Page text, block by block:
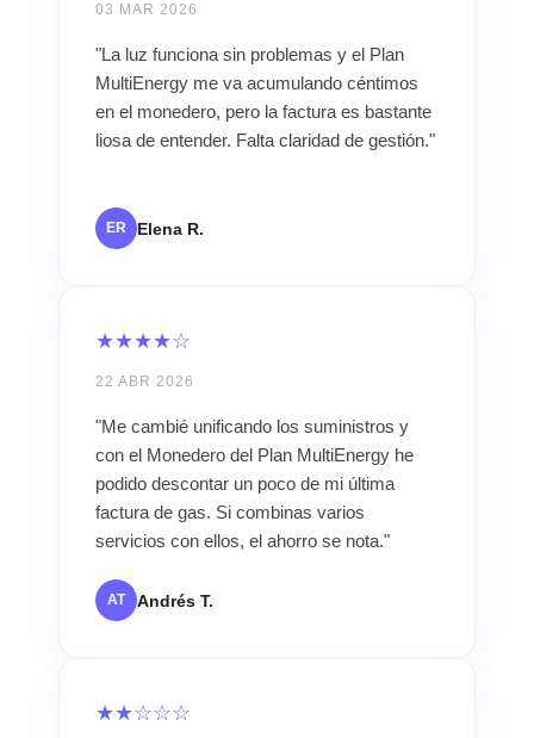
03 MAR 2026
"La luz funciona sin problemas y el Plan
MultiEnergy me va acumulando céntimos
en el monedero, pero la factura es bastante
liosa de entender. Falta claridad de gestión."
ER Elena R.
★★★★☆
22 ABR 2026
"Me cambié unificando los suministros y
con el Monedero del Plan MultiEnergy he
podido descontar un poco de mi última
factura de gas. Si combinas varios
servicios con ellos, el ahorro se nota."
AT Andrés T.
★★☆☆☆